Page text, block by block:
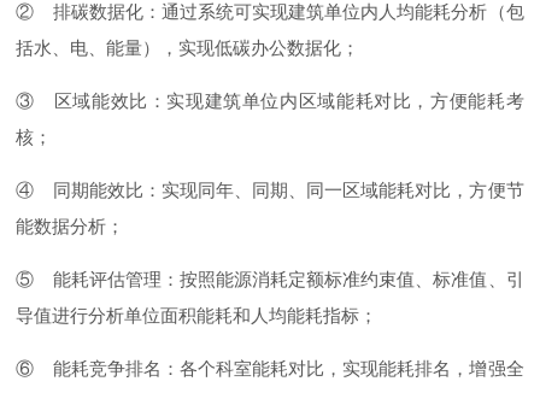
② 排碳数据化：通过系统可实现建筑单位内人均能耗分析（包
括水、电、能量），实现低碳办公数据化；
③ 区域能效比：实现建筑单位内区域能耗对比，方便能耗考
核；
④ 同期能效比：实现同年、同期、同一区域能耗对比，方便节
能数据分析；
⑤ 能耗评估管理：按照能源消耗定额标准约束值、标准值、引
导值进行分析单位面积能耗和人均能耗指标；
⑥ 能耗竞争排名：各个科室能耗对比，实现能耗排名，增强全